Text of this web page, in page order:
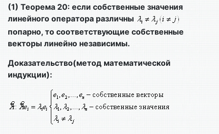
(1) Теорема 20: если собственные значения
линейного оператора различны
попарно, то соответствующие собственные
векторы линейно независимы.
Доказательство(метод математической
индукции):